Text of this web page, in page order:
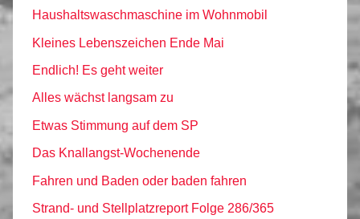
Haushaltswaschmaschine im Wohnmobil
Kleines Lebenszeichen Ende Mai
Endlich! Es geht weiter
Alles wächst langsam zu
Etwas Stimmung auf dem SP
Das Knallangst-Wochenende
Fahren und Baden oder baden fahren
Strand- und Stellplatzreport Folge 286/365